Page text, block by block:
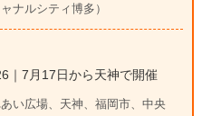
ナルシティ博多）
｜7月17日から天神で開催
い広場、天神、福岡市、中央